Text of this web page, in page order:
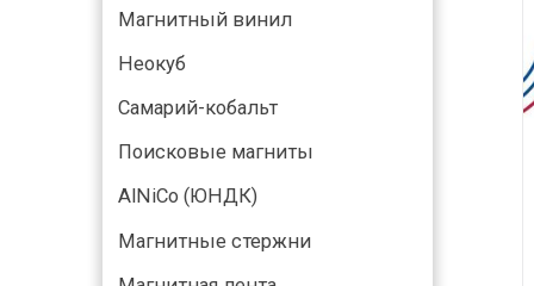
Магнитный винил
Неокуб
Самарий-кобальт
Поисковые магниты
AlNiCo (ЮНДК)
Магнитные стержни